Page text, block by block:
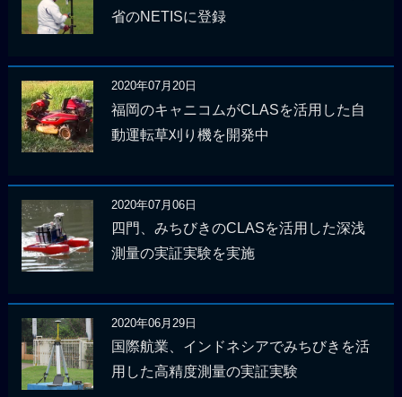
省のNETISに登録
2020年07月20日
福岡のキャニコムがCLASを活用した自
動運転草刈り機を開発中
2020年07月06日
四門、みちびきのCLASを活用した深浅
測量の実証実験を実施
2020年06月29日
国際航業、インドネシアでみちびきを活
用した高精度測量の実証実験